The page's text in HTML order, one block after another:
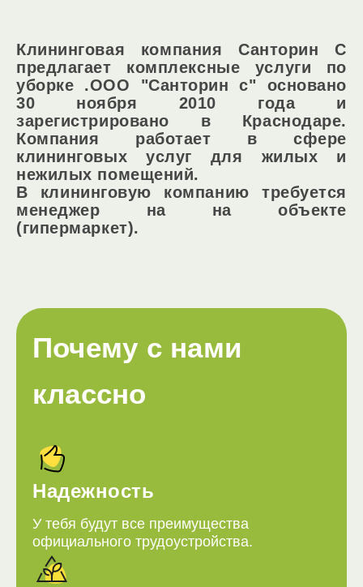
Клининговая компания Санторин С
предлагает комплексные услуги по
уборке .ООО "Санторин с" основано
30 ноября 2010 года и
зарегистрировано в Краснодаре.
Компания работает в сфере
клининговых услуг для жилых и
нежилых помещений.
В клининговую компанию требуется
менеджер на на объекте
(гипермаркет).
Почему с нами
классно
Надежность
У тебя будут все преимущества
официального трудоустройства.